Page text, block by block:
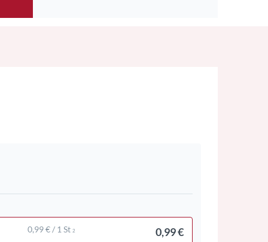
0,99 € / 1 St 2 0,99 €